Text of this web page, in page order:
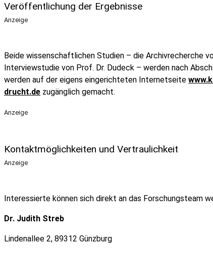
Veröffentlichung der Ergebnisse
Anzeige
Beide wissenschaftlichen Studien – die Archivrecherche
Interviewstudie von Prof. Dr. Dudeck – werden nach
werden auf der eigens eingerichteten Internetseite
drucht.de zugänglich gemacht.
Anzeige
Kontaktmöglichkeiten und Vertraulichkeit
Anzeige
Interessierte können sich direkt an das Forschungsteam
Dr. Judith Streb
Lindenallee 2, 89312 Günzburg